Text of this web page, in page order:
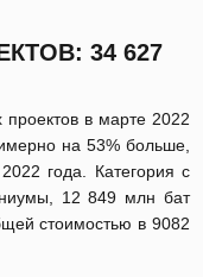
34 627
в марте 2022
на 53% больше,
года. Категория с
12 849 млн бат
стоимостью в 9082